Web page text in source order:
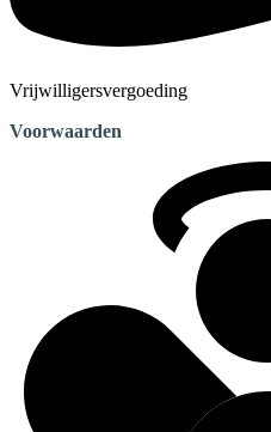
Vrijwilligersvergoeding
Voorwaarden